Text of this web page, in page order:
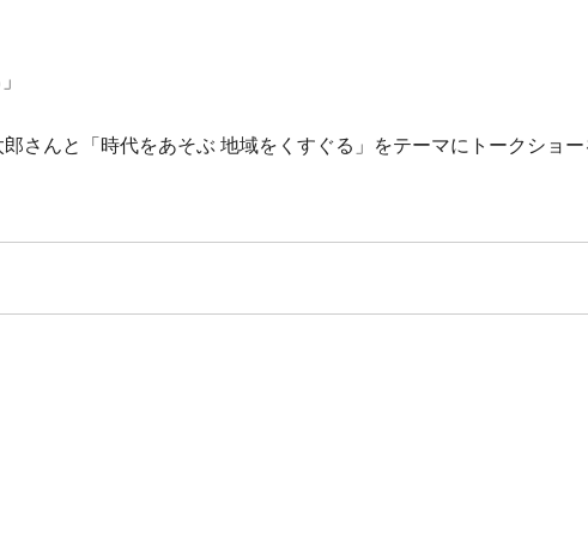
さんと「時代をあそぶ 地域をくすぐる」をテーマにトークショ